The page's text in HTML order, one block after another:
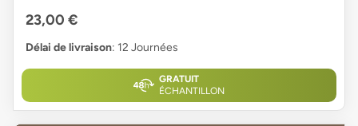
23,00 €
Délai de livraison: 12 Journées
GRATUIT
ÉCHANTILLON